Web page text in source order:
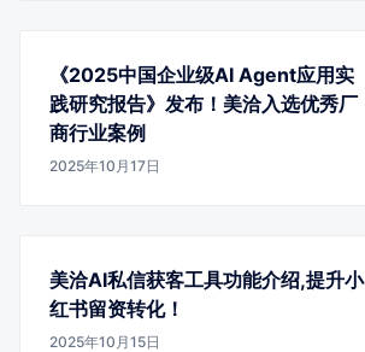
《2025中国企业级AI Agent应用实
践研究报告》发布！美洽入选优秀厂
商行业案例
2025年10月17日
美洽AI私信获客工具功能介绍,提升小
红书留资转化！
2025年10月15日